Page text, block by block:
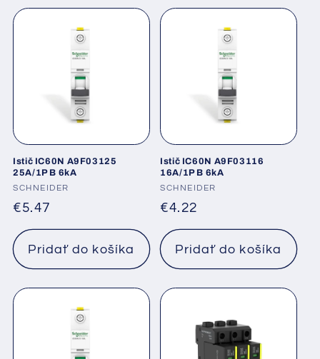
Istič IC60N A9F03125
25A/1P B 6kA
Dodávateľ:
SCHNEIDER
Normálna
cena
€5.47
Pridať do košíka
Istič IC60N A9F03116
16A/1P B 6kA
Dodávateľ:
SCHNEIDER
Normálna
cena
€4.22
Pridať do košíka